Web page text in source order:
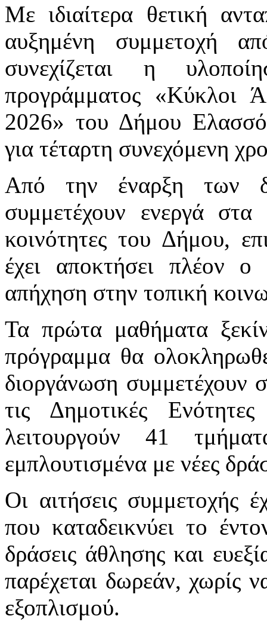
Με ιδιαίτερα θετική
αυξημένη συμμετοχή
συνεχίζεται η
προγράμματος «Κύκλοι
2026» του Δήμου
για τέταρτη συνεχόμενη
Από την έναρξη των
συμμετέχουν ενεργά
κοινότητες του Δήμου,
έχει αποκτήσει πλέον
απήχηση στην τοπική
Τα πρώτα μαθήματα
πρόγραμμα θα
διοργάνωση συμμετέχουν
τις Δημοτικές
λειτουργούν 41
εμπλουτισμένα με νέες
Οι αιτήσεις συμμετοχής
που καταδεικνύει το
δράσεις άθλησης και
παρέχεται δωρεάν, χωρίς
εξοπλισμού.